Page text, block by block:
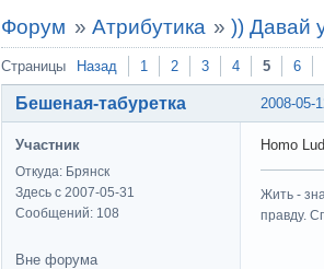
Форум » Атрибутика »)) Давай
Страницы Назад 1 2 3 4 5 6
2008-05-
Бешеная-табуретка
Участник
Откуда: Брянск
Здесь с 2007-05-31
Сообщений: 108
Homo
Жить -
правду.
Вне форума